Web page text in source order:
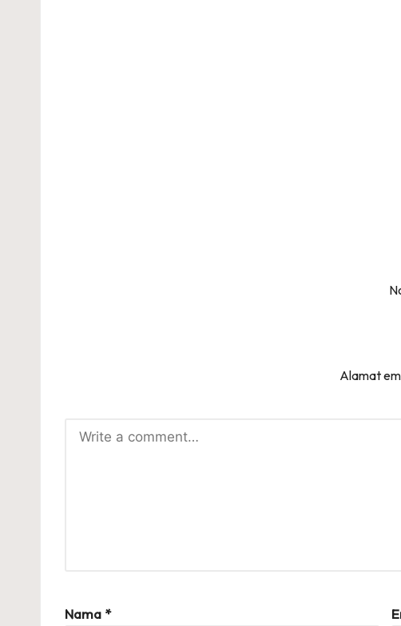
Alamat
Nama *